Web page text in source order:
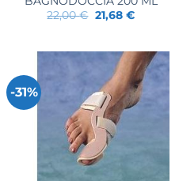
22,00€ Il
prezzo
22,00 €.
21,68 €Il
21,68 €.
-31%